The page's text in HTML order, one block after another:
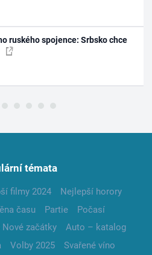
ruského spojence: Srbsko chce
témata
filmy 2024
Nejlepší horory
času Partie
Počasí
Nové začátky
Auto – katalog
Volby 2025
Svařené víno